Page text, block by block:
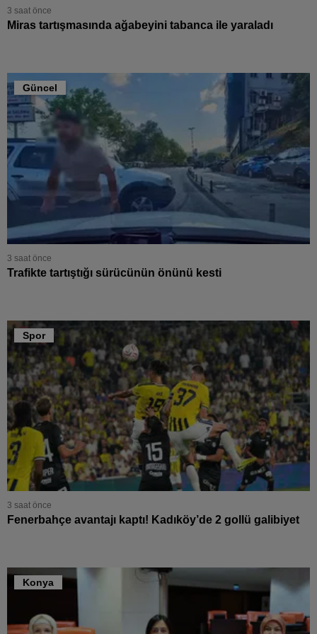
Yozgat
Aksaray
Bayburt
Karaman
Kırıkkale
Batman
Şırnak
Yalova
Karabük
Kilis
Osmaniye
Düzce
3 saat önce
Miras tartışmasında ağabeyini tabanca ile yaraladı
Güncel
3 saat önce
Trafikte tartıştığı sürücünün önünü kesti
Spor
3 saat önce
Fenerbahçe avantajı kaptı! Kadıköy’de 2 gollü galibiyet
Konya